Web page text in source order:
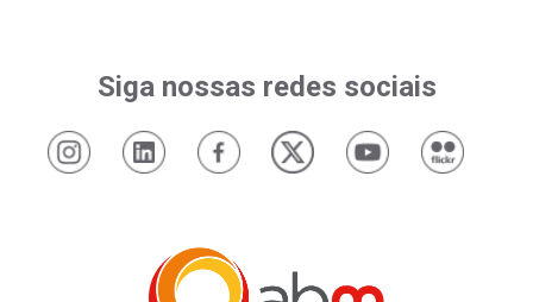
Siga nossas redes sociais